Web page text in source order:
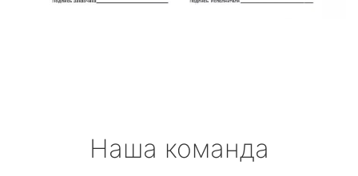
Наша команда